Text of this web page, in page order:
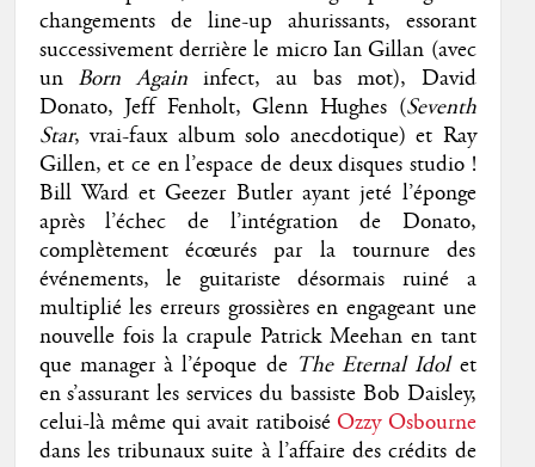
changements de line-up ahurissants, essorant
successivement derrière le micro Ian Gillan (avec
un Born Again infect, au bas mot), David
Donato, Jeff Fenholt, Glenn Hughes (Seventh
Star, vrai-faux album solo anecdotique) et Ray
Gillen, et ce en l’espace de deux disques studio !
Bill Ward et Geezer Butler ayant jeté l’éponge
après l’échec de l’intégration de Donato,
complètement écœurés par la tournure des
événements, le guitariste désormais ruiné a
multiplié les erreurs grossières en engageant une
nouvelle fois la crapule Patrick Meehan en tant
que manager à l’époque de The Eternal Idolet
en s’assurant les services du bassiste Bob Daisley,
celui-là même qui avait ratiboiséOzzy Osbourne
dans les tribunaux suite à l’affaire des crédits de